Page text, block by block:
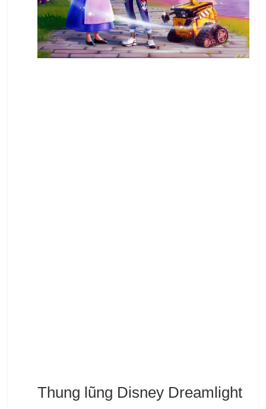
Thung lũng Disney Dreamlight